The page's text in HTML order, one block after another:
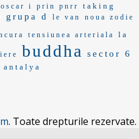
oscar i prin pnrr taking
grupa d le van noua zodie
tensiunea arteriala la
buddha sector 6
antalya
. Toate drepturile rezervate.